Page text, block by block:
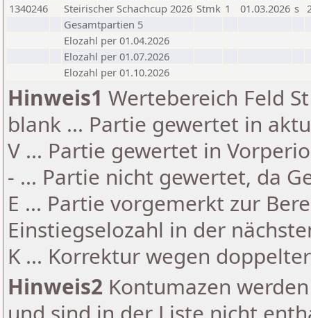
1340246
Steirischer Schachcup 2026 Stmk 1 01.03.2026 s
Gesamtpartien 5
Elozahl per 01.04.2026
Elozahl per 01.07.2026
Elozahl per 01.10.2026
Hinweis1 Wertebereich Feld
blank ... Partie gewertet in
V ... Partie gewertet in
- ... Partie nicht gewertet, da
E ... Partie vorgemerkt zur
Einstiegselozahl in der
K ... Korrektur wegen
Hinweis2 Kontumazen